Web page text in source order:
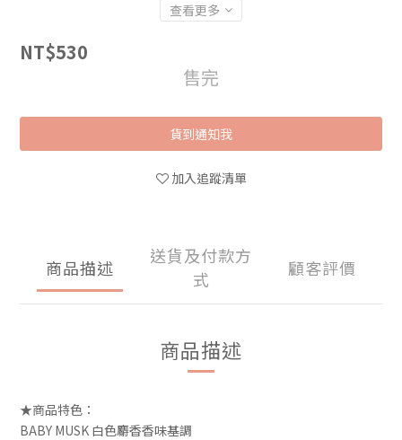
查看更多
NT$530
售完
貨到通知我
加入追蹤清單
商品描述
送貨及付款方
式
顧客評價
商品描述
★商品特色：
BABY MUSK 白色麝香香味基調